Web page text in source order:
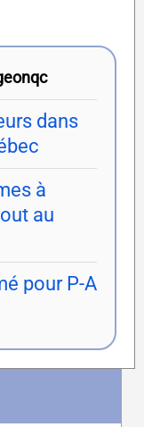
dans
à
au
pour P-A